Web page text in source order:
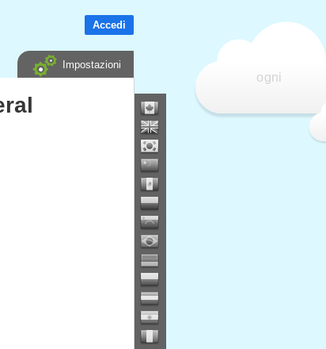
ogni
Accedi
Impostazioni